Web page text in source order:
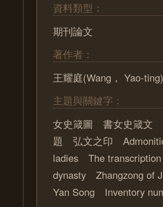
資料類型：
期刊論文
著作者：
王耀庭(Wang， Yao-ting)
主題與關鍵字：
女史箴圖 書女史箴
題 弘文之印
ladies The
dynasty Zhangzong of
Yan Song Inventory